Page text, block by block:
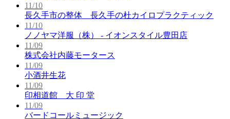
11/10
長久手市の整体 長久手の杜カイロプラクティック
11/10
ノノヤマ洋服（株） - イオンスタイル豊田店
11/09
株式会社内藤モータース
11/09
小酒井生花
11/09
印相道館 大 印 堂
11/09
バードコールミュージック